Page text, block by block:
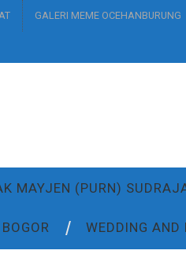
GALERI MEME OCEHANBURUNG
MAYJEN (PURN)
WEDDING AND